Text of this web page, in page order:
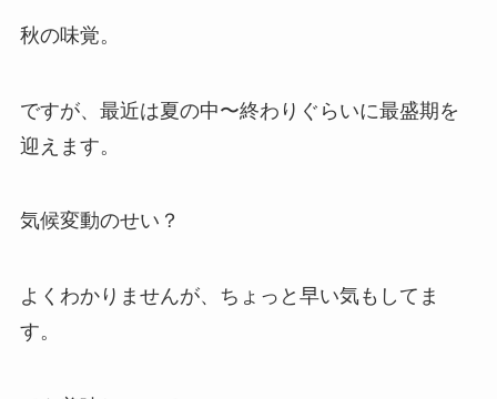
秋の味覚。
ですが、最近は夏の中〜終わりぐらいに最盛期を
迎えます。
気候変動のせい？
よくわかりませんが、ちょっと早い気もしてま
す。